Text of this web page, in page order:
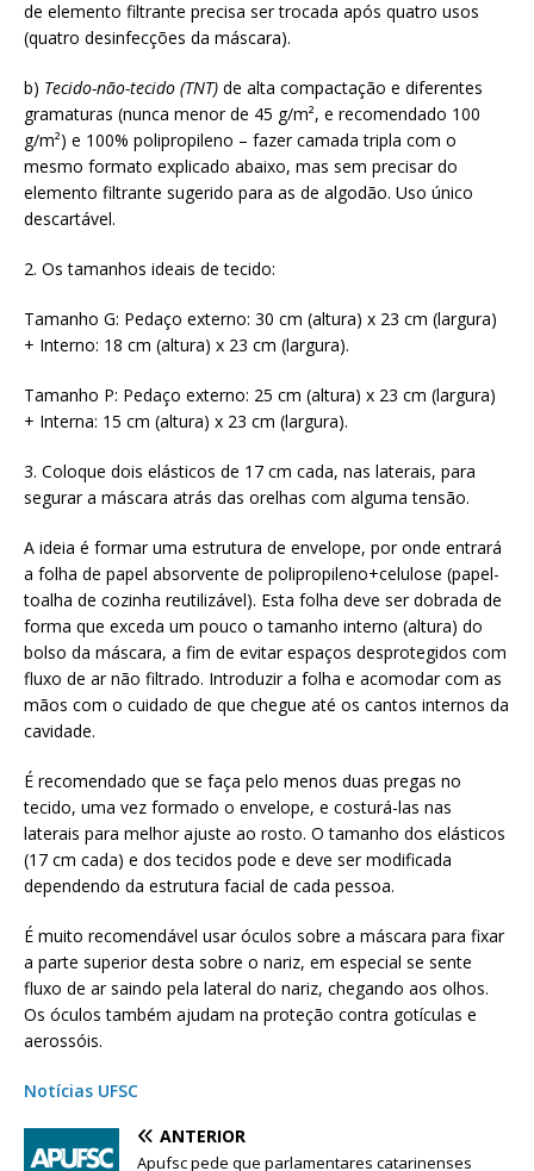
de elemento filtrante precisa ser trocada após quatro usos
(quatro desinfecções da máscara).
b) Tecido-não-tecido (TNT) de alta compactação e diferentes
gramaturas (nunca menor de 45 g/m², e recomendado 100
g/m²) e 100% polipropileno – fazer camada tripla com o
mesmo formato explicado abaixo, mas sem precisar do
elemento filtrante sugerido para as de algodão. Uso único
descartável.
2. Os tamanhos ideais de tecido:
Tamanho G: Pedaço externo: 30 cm (altura) x 23 cm (largura)
+ Interno: 18 cm (altura) x 23 cm (largura).
Tamanho P: Pedaço externo: 25 cm (altura) x 23 cm (largura)
+ Interna: 15 cm (altura) x 23 cm (largura).
3. Coloque dois elásticos de 17 cm cada, nas laterais, para
segurar a máscara atrás das orelhas com alguma tensão.
A ideia é formar uma estrutura de envelope, por onde entrará
a folha de papel absorvente de polipropileno+celulose (papel-
toalha de cozinha reutilizável). Esta folha deve ser dobrada de
forma que exceda um pouco o tamanho interno (altura) do
bolso da máscara, a fim de evitar espaços desprotegidos com
fluxo de ar não filtrado. Introduzir a folha e acomodar com as
mãos com o cuidado de que chegue até os cantos internos da
cavidade.
É recomendado que se faça pelo menos duas pregas no
tecido, uma vez formado o envelope, e costurá-las nas
laterais para melhor ajuste ao rosto. O tamanho dos elásticos
(17 cm cada) e dos tecidos pode e deve ser modificada
dependendo da estrutura facial de cada pessoa.
É muito recomendável usar óculos sobre a máscara para fixar
a parte superior desta sobre o nariz, em especial se sente
fluxo de ar saindo pela lateral do nariz, chegando aos olhos.
Os óculos também ajudam na proteção contra gotículas e
aerossóis.
Notícias UFSC
ANTERIOR
Apufsc pede que parlamentares catarinenses